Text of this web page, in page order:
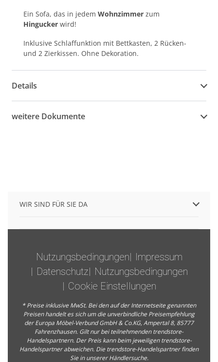
Ein Sofa, das in jedem Wohnzimmer zum
Hingucker wird!
Inklusive Schlaffunktion mit Bettkasten, 2 Rücken-
und 2 Zierkissen. Ohne Dekoration.
Details
weitere Dokumente
WIR SIND FÜR SIE DA
Nutzungsbedingungen
Impressum
Datenschutz
Nutzungsbedingungen
Cookie Einstellungen
* Preise inklusive MwSt. Bei den auf der Internetseite genannten
Preisen handelt es sich um die unverbindliche Preisempfehlung
der Europa Möbel-Verbund GmbH & Co.KG, Ampertal 8, 85777
Fahrenzhausen. Gilt nur bei teilnehmenden trendstore-
Handelspartnern. Der Preis kann beim jeweiligen trendstore-
Handelspartner abweichen. Die trendstore-Handelspartner finden
Sie in unsererHändlersuche.